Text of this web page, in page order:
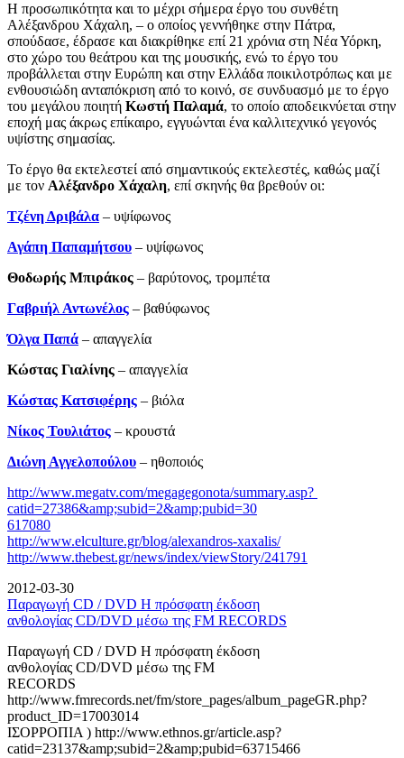
Η προσωπικότητα και το μέχρι σήμερα έργο του συνθέτη
Αλέξανδρου Χάχαλη, – ο οποίος γεννήθηκε στην Πάτρα,
σπούδασε, έδρασε και διακρίθηκε επί 21 χρόνια στη Νέα Υόρκη,
στο χώρο του θεάτρου και της μουσικής, ενώ το έργο του
προβάλλεται στην Ευρώπη και στην Ελλάδα ποικιλοτρόπως και με
ενθουσιώδη ανταπόκριση από το κοινό, σε συνδυασμό με το έργο
του μεγάλου ποιητή Κωστή Παλαμά, το οποίο αποδεικνύεται στην
εποχή μας άκρως επίκαιρο, εγγυώνται ένα καλλιτεχνικό γεγονός
υψίστης σημασίας.
Το έργο θα εκτελεστεί από σημαντικούς εκτελεστές, καθώς μαζί
με τον Αλέξανδρο Χάχαλη, επί σκηνής θα βρεθούν οι:
Τζένη Δριβάλα – υψίφωνος
Αγάπη Παπαμήτσου – υψίφωνος
Θοδωρής Μπιράκος – βαρύτονος, τρομπέτα
Γαβριήλ Αντωνέλος – βαθύφωνος
Όλγα Παπά – απαγγελία
Κώστας Γιαλίνης ­– απαγγελία
Κώστας Κατσιφέρης – βιόλα
Νίκος Τουλιάτος – κρουστά
Διώνη Αγγελοπούλου – ηθοποιός
http://www.megatv.com/megagegonota/summary.asp?
catid=27386&amp;subid=2&amp;pubid=30
617080
http://www.elculture.gr/blog/alexandros-xaxalis/
http://www.thebest.gr/news/index/viewStory/241791
2012-03-30
Παραγωγή CD / DVD Η πρόσφατη έκδοση
ανθολογίας CD/DVD μέσω της FM RECORDS
Παραγωγή CD / DVD Η πρόσφατη έκδοση
ανθολογίας CD/DVD μέσω της FM
RECORDS
http://www.fmrecords.net/fm/store_pages/album_pageGR.php?
product_ID=17003014
ΙΣΟΡΡΟΠΙΑ ) http://www.ethnos.gr/article.asp?
catid=23137&amp;subid=2&amp;pubid=63715466